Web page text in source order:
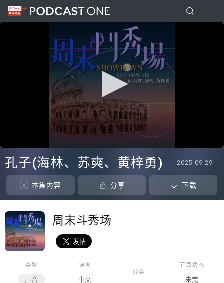
seconds
of
seconds
孔子(海林、苏奭、黄梓勇) 2025-09-29
本集内容 分享 下载
周末斗秀场
类型
声音
语言
中文
分类
节目状态
未完